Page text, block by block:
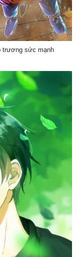
trương sức mạnh